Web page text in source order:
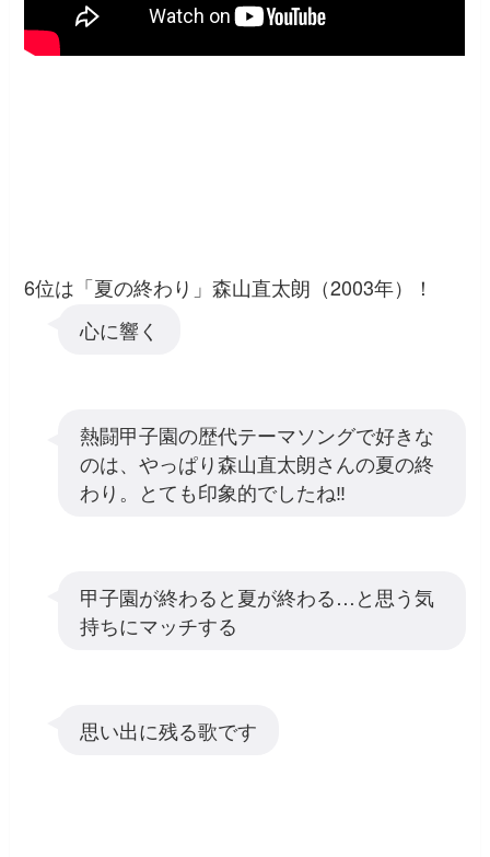
6位は「夏の終わり」森山直太朗（2003年）！
心に響く
熱闘甲子園の歴代テーマソングで好きな
のは、やっぱり森山直太朗さんの夏の終
わり。とても印象的でしたね‼️
甲子園が終わると夏が終わる…と思う気
持ちにマッチする
思い出に残る歌です